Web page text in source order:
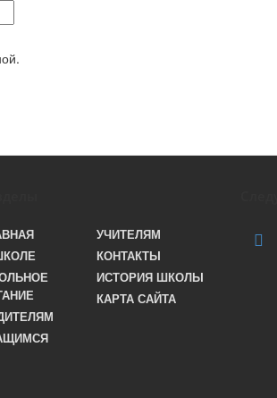
УЧИТЕЛЯМ
КОНТАКТЫ
ИСТОРИЯ ШКОЛЫ
КАРТА САЙТА